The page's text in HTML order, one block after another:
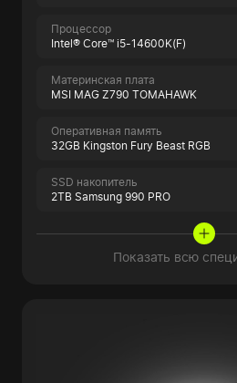
Процессор
Intel® Core™ i5-14600K(F)
Материнская плата
MSI MAG Z790 TOMAHAWK
Оперативная память
32GB Kingston Fury Beast RGB
SSD накопитель
2TB Samsung 990 PRO
Показать всю